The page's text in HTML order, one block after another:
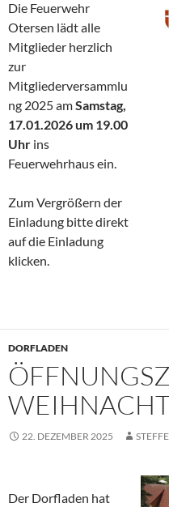
Die Feuerwehr
Otersen lädt alle
Mitglieder herzlich
zur
Mitgliederversammlu
ng 2025 amSamstag,
17.01.2026 um 19.00
Uhr ins
Feuerwehrhaus ein.
Zum Vergrößern der
Einladung bitte direkt
auf die Einladung
klicken.
DORFLADEN
22. DEZEMBER 2025
Der Dorfladen hat